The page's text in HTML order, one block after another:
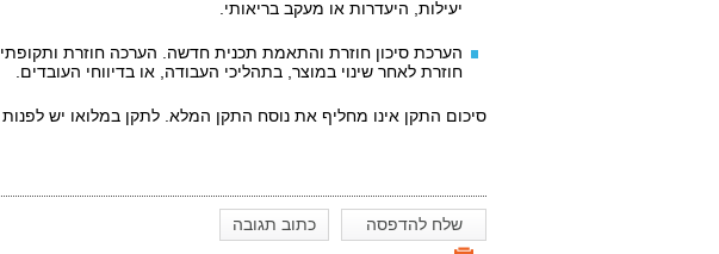
יעילות, היעדרות או מעקב בריאותי.
הערכת סיכון חוזרת והתאמת תכנית חדשה. הערכה חוזרת
חוזרת לאחר שינוי במוצר, בתהליכי העבודה, או בדיווחי העובדים.
סיכום התקן אינו מחליף את נוסח התקן המלא. לתקן במלואו יש לפנות
שלח להדפסה כתוב תגובה